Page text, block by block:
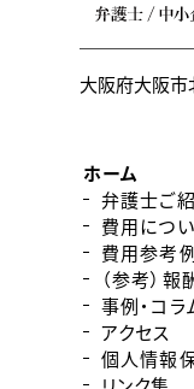
大阪府大阪
ホーム
弁護士ご
費用につ
費用参考
（参考）報
事例・コラ
アクセス
個人情報